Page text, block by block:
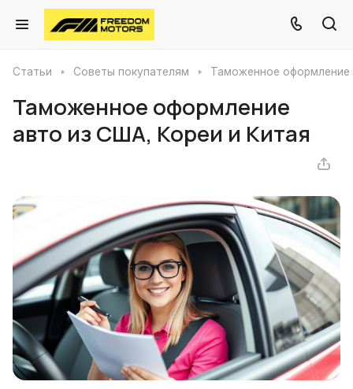
Статьи Советы покупателям Таможенное
Таможенное оформление
авто из США, Кореи и Китая